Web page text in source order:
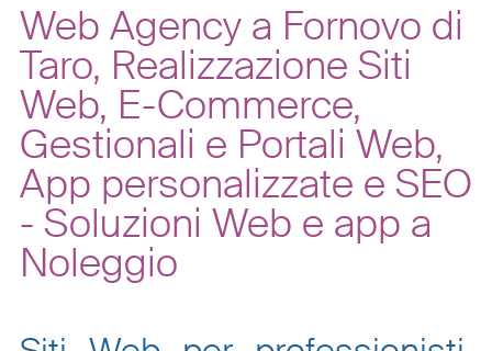
Web Agency a Fornovo di
Taro, Realizzazione Siti
Web, E-Commerce,
Gestionali e Portali Web,
App personalizzate e SEO
- Soluzioni Web e app a
Noleggio